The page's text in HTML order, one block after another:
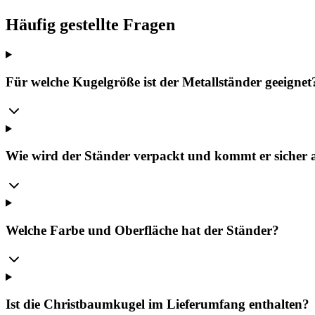
Häufig gestellte Fragen
Für welche Kugelgröße ist der Metallständer
Wie wird der Ständer verpackt und kommt er sicher
Welche Farbe und Oberfläche hat der Ständer?
Ist die Christbaumkugel im Lieferumfang enthalten?